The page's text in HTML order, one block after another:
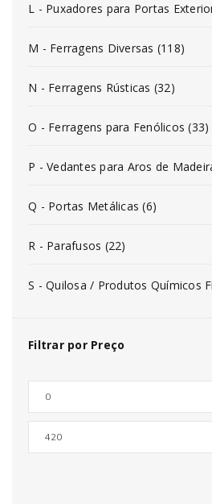
L - Puxadores para Portas
M - Ferragens Diversas (118)
N - Ferragens Rústicas (32)
O - Ferragens para Fenólicos (33)
P - Vedantes para Aros de
Q - Portas Metálicas (6)
R - Parafusos (22)
S - Quilosa / Produtos Químicos
Filtrar por Preço